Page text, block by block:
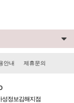
안내 제휴문의
성정보김해지점